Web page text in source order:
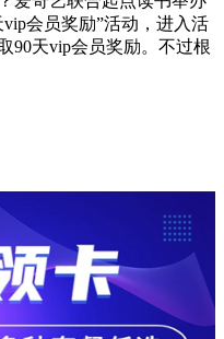
会员奖励”活动，进入活
90天vip会员奖励。不过根